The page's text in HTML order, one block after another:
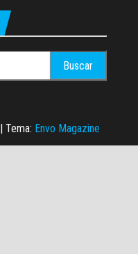
| Tema: Envo Magazine